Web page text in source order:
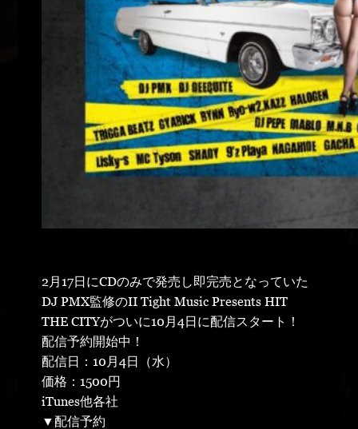
2月17日にCDのみで発売し即完売となっていた
DJ PMX監修のⅡ Tight Music Presents HIT
THE CITYがついに10月4日に配信スタート！
配信予約開始中！
配信日：10月4日（水）
価格：1500円
iTunes他各社
▼配信予約